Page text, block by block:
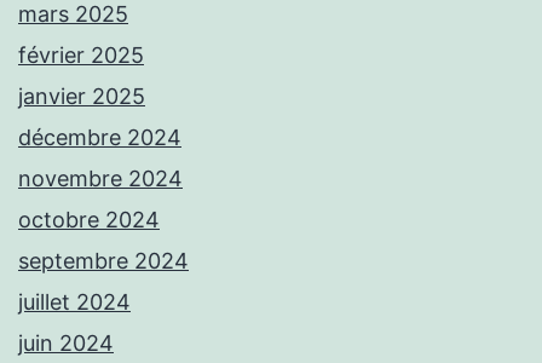
mars 2025
février 2025
janvier 2025
décembre 2024
novembre 2024
octobre 2024
septembre 2024
juillet 2024
juin 2024